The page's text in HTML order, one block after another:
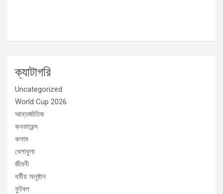
ক্যাটাগরি
Uncategorized
World Cup 2026
আন্তর্জাতিক
কনফারেন্স
কলাম
খেলাধুলা
জীবনী
ধর্মীয় অনুষ্ঠান
ফুটবল